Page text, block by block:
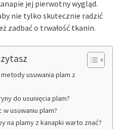
jej pierwotny wygląd.
nie tylko skutecznie radzić
zadbać o trwałość tkanin.
usuwania plam z
do usunięcia plam?
usuwaniu plam?
na plamy z kanapki warto znać?